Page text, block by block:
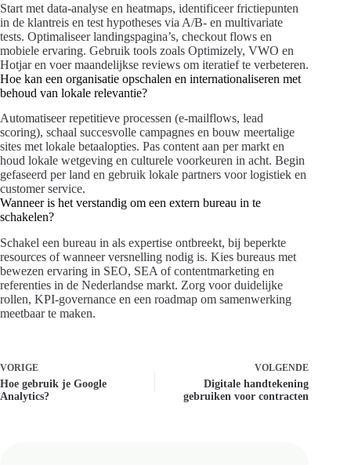
Start met data-analyse en heatmaps, identificeer frictiepunten
in de klantreis en test hypotheses via A/B- en multivariate
tests. Optimaliseer landingspagina’s, checkout flows en
mobiele ervaring. Gebruik tools zoals Optimizely, VWO en
Hotjar en voer maandelijkse reviews om iteratief te verbeteren.
Hoe kan een organisatie opschalen en internationaliseren met
behoud van lokale relevantie?
Automatiseer repetitieve processen (e-mailflows, lead
scoring), schaal succesvolle campagnes en bouw meertalige
sites met lokale betaalopties. Pas content aan per markt en
houd lokale wetgeving en culturele voorkeuren in acht. Begin
gefaseerd per land en gebruik lokale partners voor logistiek en
customer service.
Wanneer is het verstandig om een extern bureau in te
schakelen?
Schakel een bureau in als expertise ontbreekt, bij beperkte
resources of wanneer versnelling nodig is. Kies bureaus met
bewezen ervaring in SEO, SEA of contentmarketing en
referenties in de Nederlandse markt. Zorg voor duidelijke
rollen, KPI-governance en een roadmap om samenwerking
meetbaar te maken.
VORIGE
Hoe gebruik je Google
Analytics?
VOLGENDE
Digitale handtekening
gebruiken voor contracten